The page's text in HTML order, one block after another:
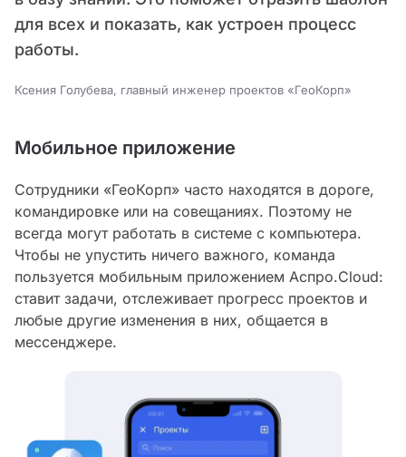
для всех и показать, как устроен процесс
работы.
Ксения Голубева, главный инженер проектов «ГеоКорп»
Мобильное приложение
Сотрудники «ГеоКорп» часто находятся в дороге,
командировке или на совещаниях. Поэтому не
всегда могут работать в системе с компьютера.
Чтобы не упустить ничего важного, команда
пользуется мобильным приложением Аспро.Cloud:
ставит задачи, отслеживает прогресс проектов и
любые другие изменения в них, общается в
мессенджере.